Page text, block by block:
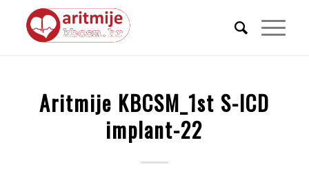
Aritmije KBCSM_1st S-ICD
implant-22